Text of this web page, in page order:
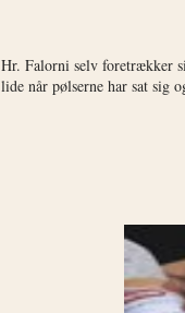
Hr. Falorni selv foretrækker
lide når pølserne har sat sig